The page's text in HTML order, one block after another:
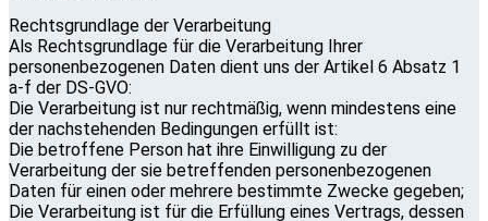
Rechtsgrundlage der Verarbeitung
Als Rechtsgrundlage für die Verarbeitung Ihrer
personenbezogenen Daten dient uns der Artikel 6 Absatz 1
a-f der DS-GVO:
Die Verarbeitung ist nur rechtmäßig, wenn mindestens eine
der nachstehenden Bedingungen erfüllt ist:
Die betroffene Person hat ihre Einwilligung zu der
Verarbeitung der sie betreffenden personenbezogenen
Daten für einen oder mehrere bestimmte Zwecke gegeben;
Die Verarbeitung ist für die Erfüllung eines Vertrags, dessen